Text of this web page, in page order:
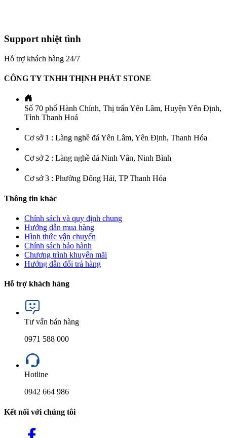
Support nhiệt tình
Hỗ trợ khách hàng 24/7
CÔNG TY TNHH THỊNH PHÁT STONE
Số 70 phố Hành Chính, Thị trấn Yên Lâm, Huyện Yên Định,
Tỉnh Thanh Hoá
Cơ sở 1 : Làng nghề đá Yên Lâm, Yên Định, Thanh Hóa
Cơ sở 2 : Làng nghề đá Ninh Vân, Ninh Bình
Cơ sở 3 : Phường Đông Hải, TP Thanh Hóa
Thông tin khác
Chính sách và quy định chung
Hướng dẫn mua hàng
Hình thức vận chuyển
Chính sách bảo hành
Chương trình khuyến mãi
Hướng dẫn đổi trả hàng
Hỗ trợ khách hàng
Tư vấn bán hàng
0971 588 000
Hotline
0942 664 986
Kết nối với chúng tôi